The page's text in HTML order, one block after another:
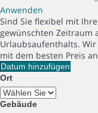
Anwenden
Sind Sie flexibel mit
gewünschten Zeitraum
Urlaubsaufenthalts.
mit dem besten Preis
Datum hinzufügen
Ort
Gebäude